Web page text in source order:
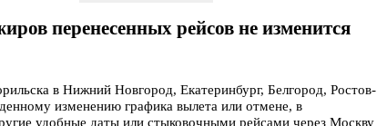
перенесенных рейсов не изменится
в Нижний Новгород, Екатеринбург, Белгород, Ростов-
изменению графика вылета или отмене, в
удобные даты или стыковочными рейсами через Москву